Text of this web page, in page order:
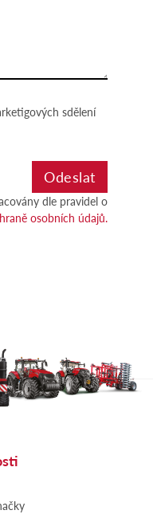
sdělení
dle pravidel o
osobních údajů.